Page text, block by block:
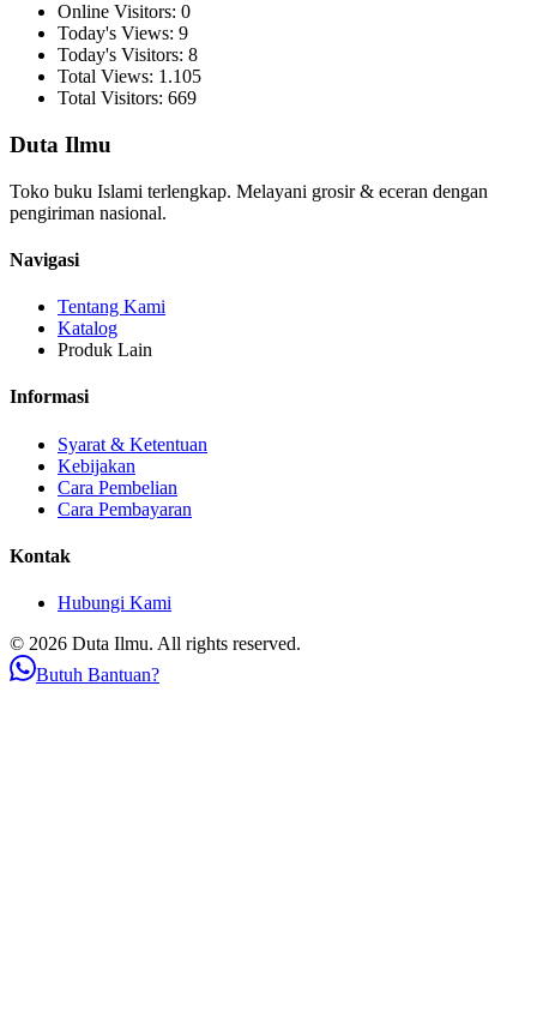
Online Visitors: 0
Today's Views: 9
Today's Visitors: 8
Total Views: 1.105
Total Visitors: 669
Duta Ilmu
Toko buku Islami terlengkap. Melayani grosir & eceran dengan
pengiriman nasional.
Navigasi
Tentang Kami
Katalog
Produk Lain
Informasi
Syarat & Ketentuan
Kebijakan
Cara Pembelian
Cara Pembayaran
Kontak
Hubungi Kami
© 2026 Duta Ilmu. All rights reserved.
Butuh Bantuan?